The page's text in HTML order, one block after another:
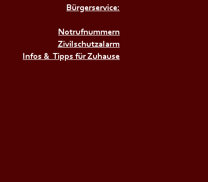
Bürgerservice:
Notrufnummern
Zivilschutzalarm
Infos & Tipps für Zuhause